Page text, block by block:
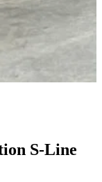
S-Line